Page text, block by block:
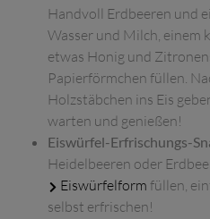
Handvoll Erdbeeren und
Wasser und Milch, einem
etwas Honig und
Papierförmchen füllen.
Holzstäbchen ins Eis
warten und genießen!
Eiswürfel-Erfrischungs-
Heidelbeeren oder
Eiswürfelform füllen,
selbst erfrischen!